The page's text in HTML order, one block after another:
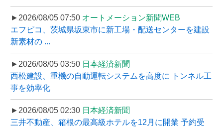
►2026/08/05 07:50 オートメーション新聞WEB
エフピコ、茨城県坂東市に新工場・配送センターを建設
新素材の ...
►2026/08/05 03:50 日本経済新聞
西松建設、重機の自動運転システムを高度に トンネル工
事を効率化
►2026/08/05 02:30 日本経済新聞
三井不動産、箱根の最高級ホテルを12月に開業 予約受